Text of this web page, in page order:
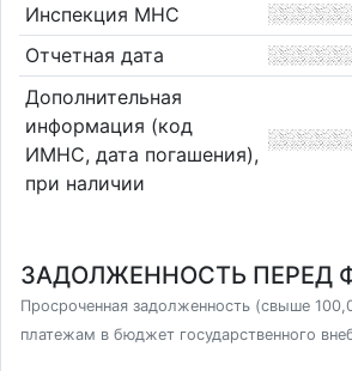
Инспекция МНС
Отчетная дата
Дополнительная
информация (код
ИМНС, дата погашения),
при наличии
ЗАДОЛЖЕННОСТЬ ПЕРЕД
Просроченная задолженность (свыше
платежам в бюджет государственного